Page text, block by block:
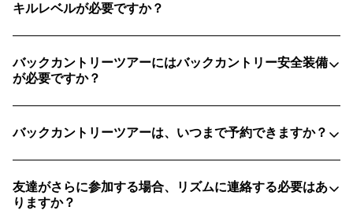
日焼け止め
エナジーバーと軽食
ネックウォーマーと手袋の替え
ハイクアップ用の薄手の手袋
ハイキング用の軽量帽子
ヘルメット
暑くなった時に脱げる薄手のダウンジャケット
足先を暖かく保ち、水ぶくれを防ぐ専用のスキーソッ
上り坂の移動にはサングラス、下り坂にはゴーグルを
キルレベルが必要ですか？
バックカントリーツアーにはバックカントリー安全装備
が必要ですか？
バックカントリーツアーは、いつまで予約できますか？
友達がさらに参加する場合、リズムに連絡する必要はあ
りますか？